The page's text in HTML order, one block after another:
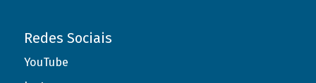
Redes Sociais
YouTube